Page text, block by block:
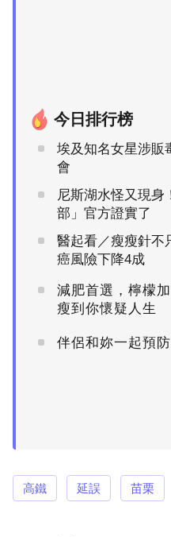
今日排行榜
埃及知名女星涉販
會
尼斯湖水怪又現身
部」官方證實了
醫起看／瘦瘦針不
癌風險下降4成
減肥首選，檸檬
瘦到你懷疑人生
伴侶和妳一起預
高鐵 延誤 苗栗